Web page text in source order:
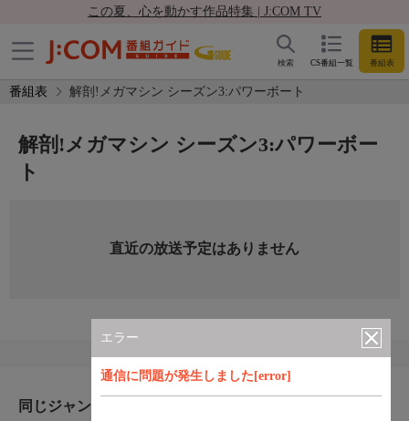
この夏、心を動かす作品特集 | J:COM TV
CS番組一覧 番組表
検索
番組表 解剖!メガマシン シーズン3:パワーボート
エラー
通信に問題が発生しました[error]
解剖!メガマシン シーズン3:パワーボー
ト
直近の放送予定はありません
同じジャンルのおすすめ番組